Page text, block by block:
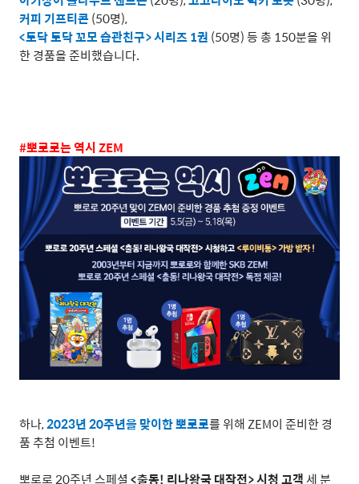
커피 기프티콘(50명),
<토닥 토닥 꼬모 습관친구>시리즈1권 (50명)등 총 150분을 위
한 경품을 준비했습니다.
#뽀로로는 역시ZEM
하나,2023년20주년을 맞이한 뽀로로를 위해ZEM이 준비한 경
품 추첨 이벤트!
뽀로로20주년 스페셜 <출동! 리나왕국 대작전>시청 고객세 분